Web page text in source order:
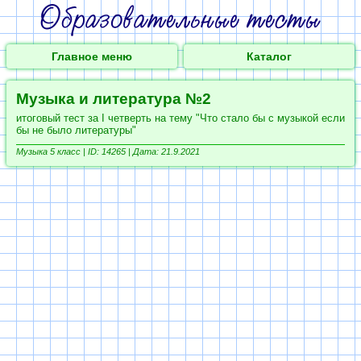
Главное меню Каталог
Музыка и литература №2
итоговый тест за I четверть на тему "Что стало бы с музыкой если
бы не было литературы"
Музыка 5 класс | ID: 14265 | Дата: 21.9.2021